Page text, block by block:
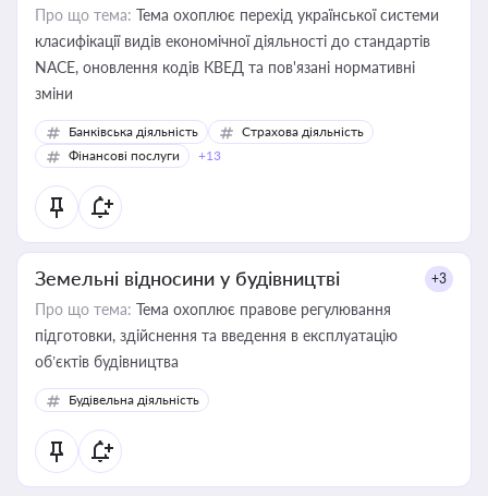
Про що тема: Тема охоплює перехід української системи
класифікації видів економічної діяльності до стандартів
NACE, оновлення кодів КВЕД та пов'язані нормативні
зміни
Банківська діяльність
Страхова діяльність
Фінансові послуги
+13
Земельні відносини у будівництві +3
Про що тема: Тема охоплює правове регулювання
підготовки, здійснення та введення в експлуатацію
об’єктів будівництва
Будівельна діяльність